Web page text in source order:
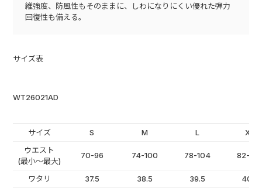
維強度、防風性もそのままに、しわになりにくい優れた弾力
回復性も備える。
サイズ表
WT26021AD
サイズ S M L
XL
ウエスト
(最小～最大)
70-96 74-100 78-104 82-
ワタリ 37.5 38.5 39.5 40.5